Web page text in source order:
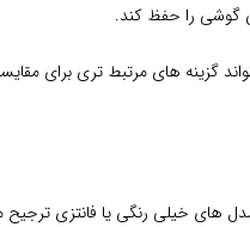
گوشی را حفظ کند.
گزینه های مرتبط تری برای
به مدل های خیلی رنگی یا